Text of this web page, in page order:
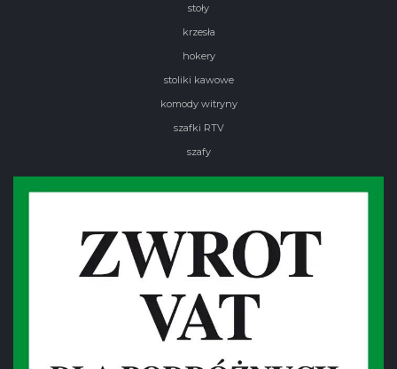
stoły
krzesła
hokery
stoliki kawowe
komody witryny
szafki RTV
szafy